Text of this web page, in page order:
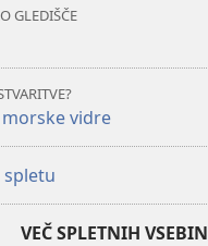
GLEDIŠČE
vidre
spletu
VEČ SPLETNIH VSEBIN